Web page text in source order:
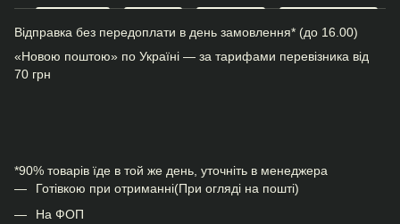
Відправка без передоплати в день замовлення* (до 16.00)
«Новою поштою» по Україні — за тарифами перевізника від
70 грн
*90% товарів їде в той же день, уточніть в менеджера
Готівкою при отриманні(При огляді на пошті)
На ФОП